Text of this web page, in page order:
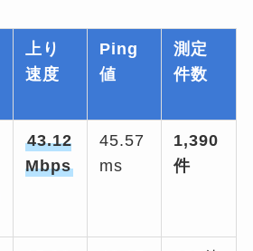
上り
速度
Ping
値
測定
件数
43.12
Mbps
45.57
ms
1,390
件